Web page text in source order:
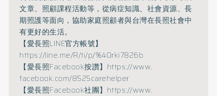
文章、照顧課程活動等， 從病症知識、社會資源、長
期照護等面向， 協助家庭照顧者與台灣在長照社會中
有更好的生活。
【愛長照LINE官方帳號】
https://line.me/R/ti/p/%40rki7826b
【愛長照Facebook按讚】 https://www.
facebook.com/8525carehelper
【愛長照Facebook社團】 https://www.